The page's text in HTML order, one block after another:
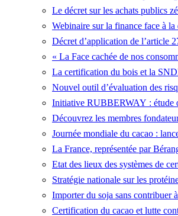
Le décret sur les achats publics
Webinaire sur la finance face à
Décret d’application de l’article
« La Face cachée de nos
La certification du bois et la
Nouvel outil d’évaluation des
Initiative RUBBERWAY : étude
Découvrez les membres
Journée mondiale du cacao :
La France, représentée par
Etat des lieux des systèmes de
Stratégie nationale sur les
Importer du soja sans contribuer
Certification du cacao et lutte